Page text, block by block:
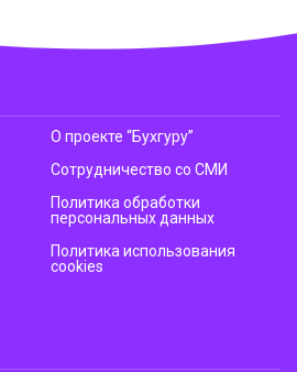
О проекте “Бухгуру”
Сотрудничество со СМИ
Политика обработки
персональных данных
Политика использования
cookies